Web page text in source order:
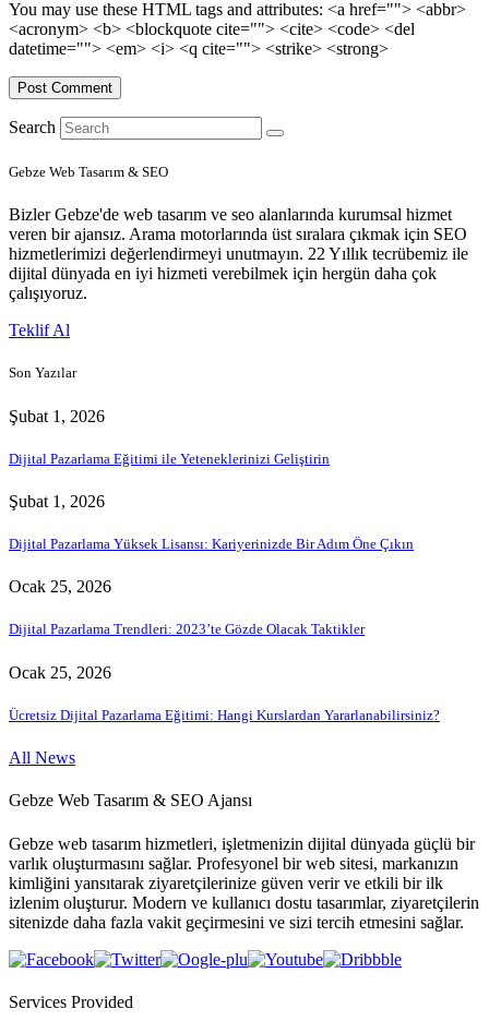
You may use these HTML tags and attributes: <a href=""> <abbr>
<acronym> <b> <blockquote cite=""> <cite> <code> <del
datetime=""> <em> <i> <q cite=""> <strike> <strong>
Search
Gebze Web Tasarım & SEO
Bizler Gebze'de web tasarım ve seo alanlarında kurumsal hizmet
veren bir ajansız. Arama motorlarında üst sıralara çıkmak için SEO
hizmetlerimizi değerlendirmeyi unutmayın. 22 Yıllık tecrübemiz ile
dijital dünyada en iyi hizmeti verebilmek için hergün daha çok
çalışıyoruz.
Teklif Al
Son Yazılar
Şubat 1, 2026
Dijital Pazarlama Eğitimi ile Yeteneklerinizi Geliştirin
Şubat 1, 2026
Dijital Pazarlama Yüksek Lisansı: Kariyerinizde Bir Adım Öne Çıkın
Ocak 25, 2026
Dijital Pazarlama Trendleri: 2023’te Gözde Olacak Taktikler
Ocak 25, 2026
Ücretsiz Dijital Pazarlama Eğitimi: Hangi Kurslardan Yararlanabilirsiniz?
All News
Gebze Web Tasarım & SEO Ajansı
Gebze web tasarım hizmetleri, işletmenizin dijital dünyada güçlü bir
varlık oluşturmasını sağlar. Profesyonel bir web sitesi, markanızın
kimliğini yansıtarak ziyaretçilerinize güven verir ve etkili bir ilk
izlenim oluşturur. Modern ve kullanıcı dostu tasarımlar, ziyaretçilerin
sitenizde daha fazla vakit geçirmesini ve sizi tercih etmesini sağlar.
Services Provided